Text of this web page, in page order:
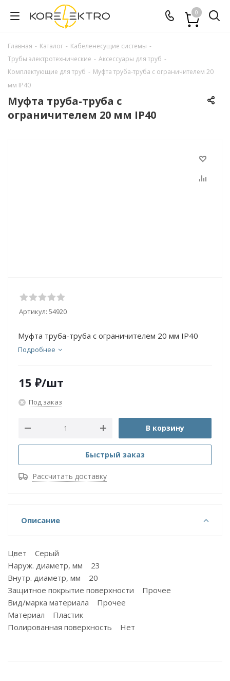
0
Главная - Каталог - Кабеленесущие системы -
Трубы электротехнические - Аксессуары для труб -
Комплектующие для труб - Муфта труба-труба с ограничителем 20
мм IP40
Муфта труба-труба с
ограничителем 20 мм IP40
Артикул: 54920
Муфта труба-труба с ограничителем 20 мм IP40
Подробнее
15 ₽/шт
Под заказ
В корзину
Быстрый заказ
Рассчитать доставку
Описание
Цвет Серый
Наруж. диаметр, мм 23
Внутр. диаметр, мм 20
Защитное покрытие поверхности Прочее
Вид/марка материала Прочее
Материал Пластик
Полированная поверхность Нет